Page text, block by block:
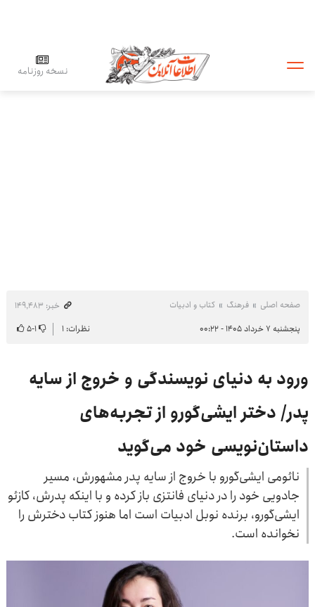
نسخه روزنامه
صفحه اصلی فرهنگ کتاب و ادبیات
خبر: ۱۴۹٬۴۸۳
پنجشنبه ۷ خرداد ۱۴۰۵ - ۰۰:۲۲
نظرات: ۱ ۱-۵
ورود به دنیای نویسندگی و خروج از سایه
پدر/ دختر ایشی‌گورو از تجربه‌های
داستان‌نویسی خود می‌گوید
نائومی ایشی‌گورو با خروج از سایه پدر مشهورش، مسیر
جادویی خود را در دنیای فانتزی باز کرده و با اینکه پدرش، کازئو
ایشی‌گورو، برنده نوبل ادبیات است اما هنوز کتاب دخترش را
نخوانده است.